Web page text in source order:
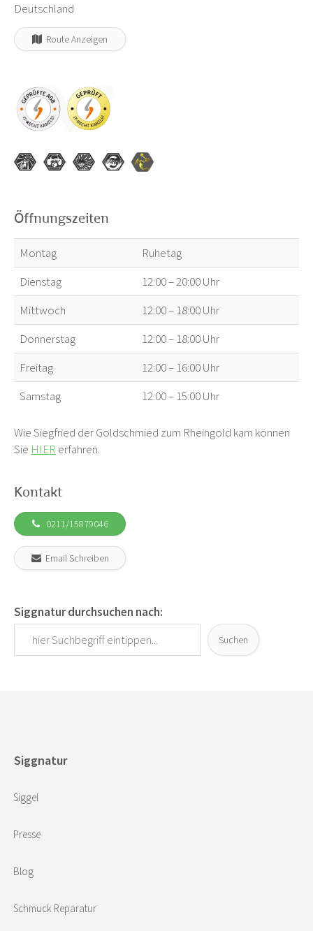
Deutschland
Route Anzeigen
Öffnungszeiten
Montag
Ruhetag
Dienstag
12:00 – 20:00 Uhr
Mittwoch
12:00 – 18:00 Uhr
Donnerstag
12:00 – 18:00 Uhr
Freitag
12:00 – 16:00 Uhr
Samstag
12:00 – 15:00 Uhr
Wie Siegfried der Goldschmied zum Rheingold kam können
Sie HIER erfahren.
Kontakt
0211/15879046
Email Schreiben
Siggnatur durchsuchen nach:
Suchen
Siggnatur
Siggel
Presse
Blog
Schmuck Reparatur